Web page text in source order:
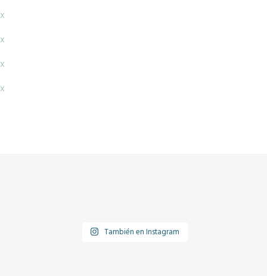
x
x
x
x
También en Instagram